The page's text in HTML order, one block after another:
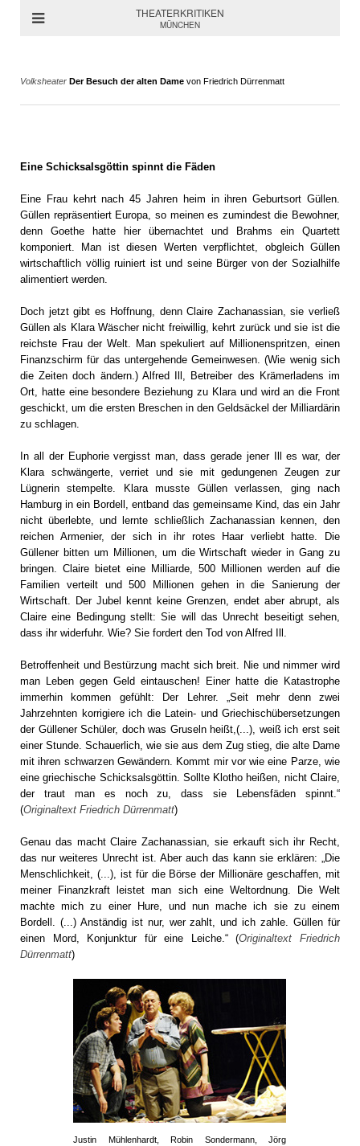
THEATERKRITIKEN
MÜNCHEN
Volksheater Der Besuch der alten Dame von Friedrich Dürrenmatt
Eine Schicksalsgöttin spinnt die Fäden
Eine Frau kehrt nach 45 Jahren heim in ihren Geburtsort Güllen.
Güllen repräsentiert Europa, so meinen es zumindest die Bewohner,
denn Goethe hatte hier übernachtet und Brahms ein Quartett
komponiert. Man ist diesen Werten verpflichtet, obgleich Güllen
wirtschaftlich völlig ruiniert ist und seine Bürger von der Sozialhilfe
alimentiert werden.
Doch jetzt gibt es Hoffnung, denn Claire Zachanassian, sie verließ
Güllen als Klara Wäscher nicht freiwillig, kehrt zurück und sie ist die
reichste Frau der Welt. Man spekuliert auf Millionenspritzen, einen
Finanzschirm für das untergehende Gemeinwesen. (Wie wenig sich
die Zeiten doch ändern.) Alfred Ill, Betreiber des Krämerladens im
Ort, hatte eine besondere Beziehung zu Klara und wird an die Front
geschickt, um die ersten Breschen in den Geldsäckel der Milliardärin
zu schlagen.
In all der Euphorie vergisst man, dass gerade jener Ill es war, der
Klara schwängerte, verriet und sie mit gedungenen Zeugen zur
Lügnerin stempelte. Klara musste Güllen verlassen, ging nach
Hamburg in ein Bordell, entband das gemeinsame Kind, das ein Jahr
nicht überlebte, und lernte schließlich Zachanassian kennen, den
reichen Armenier, der sich in ihr rotes Haar verliebt hatte. Die
Güllener bitten um Millionen, um die Wirtschaft wieder in Gang zu
bringen. Claire bietet eine Milliarde, 500 Millionen werden auf die
Familien verteilt und 500 Millionen gehen in die Sanierung der
Wirtschaft. Der Jubel kennt keine Grenzen, endet aber abrupt, als
Claire eine Bedingung stellt: Sie will das Unrecht beseitigt sehen,
dass ihr widerfuhr. Wie? Sie fordert den Tod von Alfred Ill.
Betroffenheit und Bestürzung macht sich breit. Nie und nimmer wird
man Leben gegen Geld eintauschen! Einer hatte die Katastrophe
immerhin kommen gefühlt: Der Lehrer. „Seit mehr denn zwei
Jahrzehnten korrigiere ich die Latein- und Griechischübersetzungen
der Güllener Schüler, doch was Gruseln heißt,(...), weiß ich erst seit
einer Stunde. Schauerlich, wie sie aus dem Zug stieg, die alte Dame
mit ihren schwarzen Gewändern. Kommt mir vor wie eine Parze, wie
eine griechische Schicksalsgöttin. Sollte Klotho heißen, nicht Claire,
der traut man es noch zu, dass sie Lebensfäden spinnt.“
(Originaltext Friedrich Dürrenmatt)
Genau das macht Claire Zachanassian, sie erkauft sich ihr Recht,
das nur weiteres Unrecht ist. Aber auch das kann sie erklären: „Die
Menschlichkeit, (...), ist für die Börse der Millionäre geschaffen, mit
meiner Finanzkraft leistet man sich eine Weltordnung. Die Welt
machte mich zu einer Hure, und nun mache ich sie zu einem
Bordell. (...) Anständig ist nur, wer zahlt, und ich zahle. Güllen für
einen Mord, Konjunktur für eine Leiche.“ (Originaltext Friedrich
Dürrenmatt)
Justin Mühlenhardt, Robin Sondermann, Jörg